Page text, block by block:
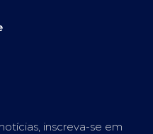
inscreva-se em